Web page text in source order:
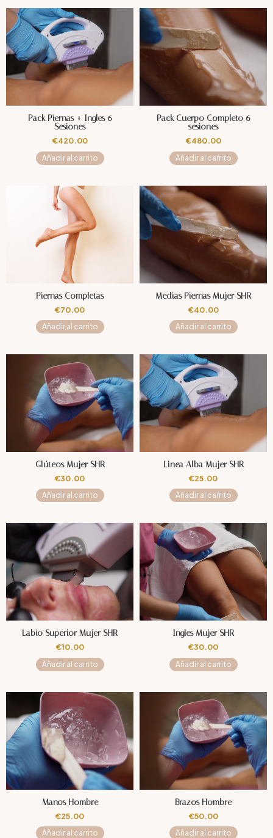
Pack Piernas + Ingles 6
Sesiones
€420.00
Añadir al carrito
Pack Cuerpo Completo 6
sesiones
€480.00
Añadir al carrito
Piernas Completas
€70.00
Añadir al carrito
Medias Piernas Mujer SHR
€40.00
Añadir al carrito
Glúteos Mujer SHR
€30.00
Añadir al carrito
Linea Alba Mujer SHR
€25.00
Añadir al carrito
Labio Superior Mujer SHR
€10.00
Añadir al carrito
Ingles Mujer SHR
€30.00
Añadir al carrito
Manos Hombre
€25.00
Añadir al carrito
Brazos Hombre
€50.00
Añadir al carrito